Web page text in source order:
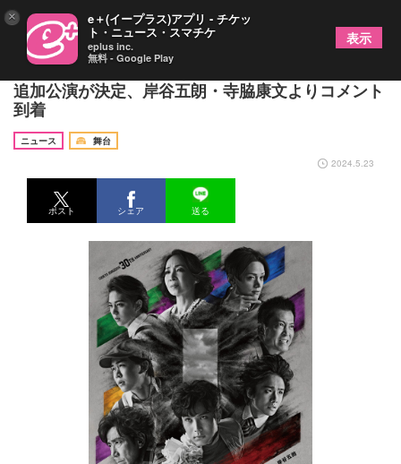
地球ゴージャス、『儚き光のラプソディ』大阪公演
追加公演が決定、岸谷五朗・寺脇康文よりコメント
到着
ニュース
舞台
2024.5.23
ポスト シェア 送る
× e＋(イープラス)アプリ - チケッ
ト・ニュース・スマチケ
eplus inc.
無料 - Google Play
表示